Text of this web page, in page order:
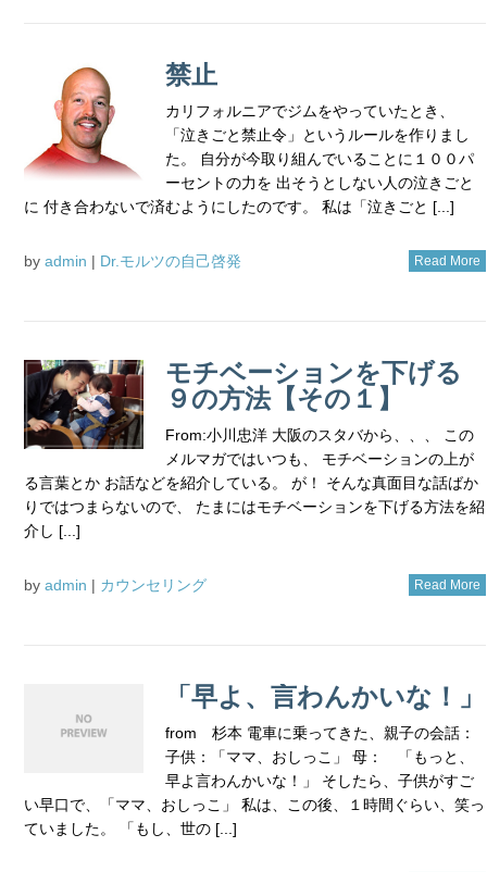
禁止
カリフォルニアでジムをやっていたとき、
「泣きごと禁止令」というルールを作りまし
た。 自分が今取り組んでいることに１００パ
ーセントの力を 出そうとしない人の泣きごと
に 付き合わないで済むようにしたのです。 私は「泣きごと [...]
by admin | Dr.モルツの自己啓発 Read More
モチベーションを下げる
９の方法【その１】
From:小川忠洋 大阪のスタバから、、、 この
メルマガではいつも、 モチベーションの上が
る言葉とか お話などを紹介している。 が！ そんな真面目な話ばか
りではつまらないので、 たまにはモチベーションを下げる方法を紹
介し [...]
by admin | カウンセリング Read More
「早よ、言わんかいな！」
from 杉本 電車に乗ってきた、親子の会話：
子供：「ママ、おしっこ」 母： 「もっと、
早よ言わんかいな！」 そしたら、子供がすご
い早口で、「ママ、おしっこ」 私は、この後、１時間ぐらい、笑っ
ていました。 「もし、世の [...]